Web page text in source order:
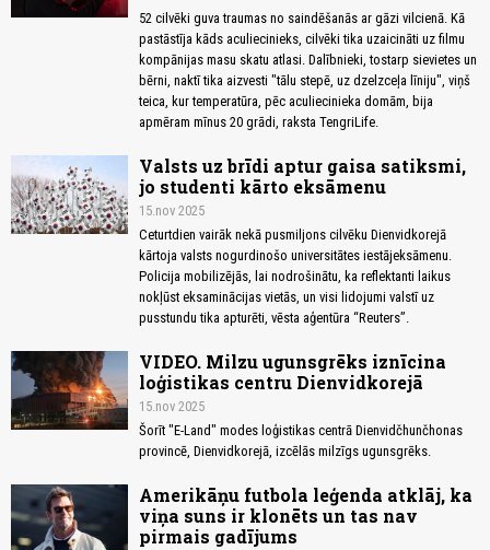
52 cilvēki guva traumas no saindēšanās ar gāzi vilcienā. Kā
pastāstīja kāds aculiecinieks, cilvēki tika uzaicināti uz filmu
kompānijas masu skatu atlasi. Dalībnieki, tostarp sievietes un
bērni, naktī tika aizvesti "tālu stepē, uz dzelzceļa līniju", viņš
teica, kur temperatūra, pēc aculiecinieka domām, bija
apmēram mīnus 20 grādi, raksta TengriLife.
Valsts uz brīdi aptur gaisa satiksmi,
jo studenti kārto eksāmenu
15.nov 2025
Ceturtdien vairāk nekā pusmiljons cilvēku Dienvidkorejā
kārtoja valsts nogurdinošo universitātes iestājeksāmenu.
Policija mobilizējās, lai nodrošinātu, ka reflektanti laikus
nokļūst eksaminācijas vietās, un visi lidojumi valstī uz
pusstundu tika apturēti, vēsta aģentūra “Reuters”.
VIDEO. Milzu ugunsgrēks iznīcina
loģistikas centru Dienvidkorejā
15.nov 2025
Šorīt "E-Land" modes loģistikas centrā Dienvidčhunčhonas
provincē, Dienvidkorejā, izcēlās milzīgs ugunsgrēks.
Amerikāņu futbola leģenda atklāj, ka
viņa suns ir klonēts un tas nav
pirmais gadījums